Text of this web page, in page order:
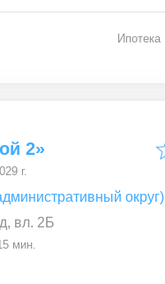
Ипотека
2»
г.
округ)
вл. 2Б
мин.